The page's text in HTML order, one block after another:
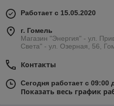
Работает с 15.05.2020
г. Гомель
Магазин "Энергия" - ул.
Света" - ул. Озерная, 56,
Контакты
Сегодня работает с 09:00
Показать весь график